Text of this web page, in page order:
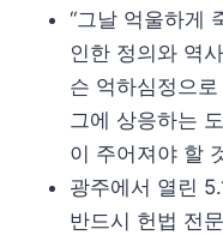
“그날 억울하게
인한 정의와 역
슨 억하심정으
그에 상응하는
이 주어져야 할
광주에서 열린
반드시 헌법 전